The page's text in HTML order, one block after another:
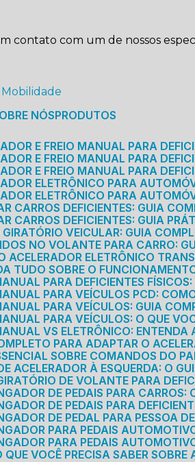
contato com um de nossos
SOBRE NÓS PRODUTOS
E FREIO MANUAL PARA
E FREIO MANUAL PARA
E FREIO MANUAL PARA
ELETRÔNICO PARA
ELETRÔNICO PARA
CARROS DEFICIENTES: GUIA
CARROS DEFICIENTES: GUIA
GIRATÓRIO VEICULAR: GUIA
NO VOLANTE PARA CARRO:
O ACELERADOR ELETRÔNICO
TUDO SOBRE O
PARA DEFICIENTES
PARA VEÍCULOS PCD:
PARA VEÍCULOS: GUIA
PARA VEÍCULOS: O QUE
VS ELETRÔNICO:
PARA ADAPTAR O
SOBRE COMANDOS DO
DE ACELERADOR À ESQUERDA: O
DE VOLANTE PARA
DE PEDAIS PARA
DE PEDAIS PARA
DE PEDAL PARA PESSOA
PARA PEDAIS
PARA PEDAIS
QUE VOCÊ PRECISA SABER